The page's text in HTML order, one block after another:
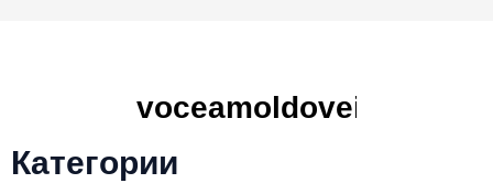
Категории